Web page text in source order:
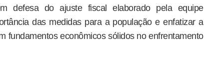
defesa do ajuste fiscal elaborado pela equipe
das medidas para a população e enfatizar a
fundamentos econômicos sólidos no enfrentamento